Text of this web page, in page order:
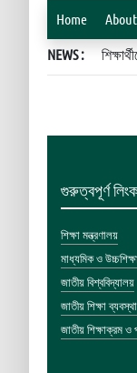
Home
NEWS :
গুরুত্বপূর্ণ লিংক
শিক্ষা মন্ত্রণালয়
মাধ্যমিক ও
জাতীয় বিশ্ববিদ্যালয়
জাতীয় শিক্ষা
জাতীয় শিক্ষাক্রম ও